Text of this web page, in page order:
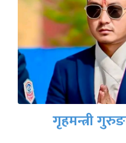
गृहमन्त्री